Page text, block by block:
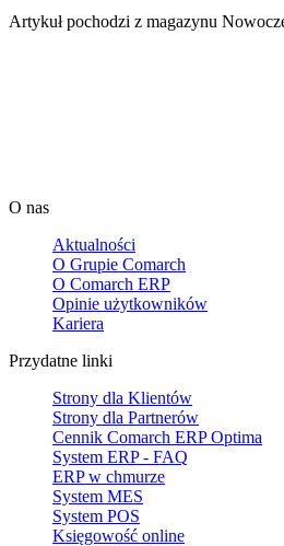
Artykuł pochodzi z magazynu
O nas
Aktualności
O Grupie Comarch
O Comarch ERP
Opinie użytkowników
Kariera
Przydatne linki
Strony dla Klientów
Strony dla Partnerów
Cennik Comarch ERP Optima
System ERP - FAQ
ERP w chmurze
System MES
System POS
Księgowość online